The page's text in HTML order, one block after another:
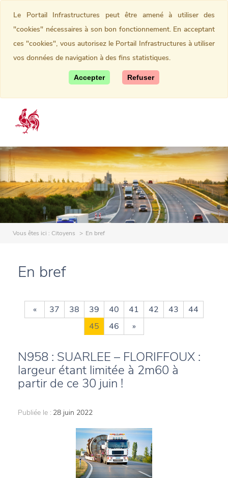
Vous êtes ici : Citoyens En bref
En bref
« 37 38 39 40 41 42 43
44
45
46 »
N958 : SUARLEE – FLORIFFOUX :
largeur étant limitée à 2m60 à
partir de ce 30 juin !
Publiée le : 28 juin 2022
Le Portail Infrastructures peut être amené à utiliser des
"cookies" nécessaires à son bon fonctionnement. En acceptant
ces "cookies", vous autorisez le Portail Infrastructures à utiliser
vos données de navigation à des fins statistiques.
Accepter Refuser